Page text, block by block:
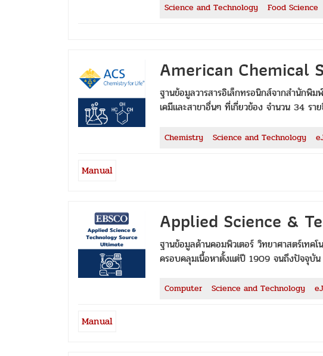
Science and Technology Food Science
American Chemical
ฐานข้อมูลวารสารอิเล็กทรอนิกส์จากสำนัก
เคมีและสาขาอื่นๆ ที่เกี่ยวข้อง จำนวน 34 ร
Chemistry Science and Technology
Manual
Applied Science &
ฐานข้อมูลด้านคอมพิวเตอร์ วิทยาศาสตร์เทคโ
ครอบคลุมเนื้อหาตั้งแต่ปี 1909 จนถึงปัจจุบัน
Computer Science and Technology
Manual